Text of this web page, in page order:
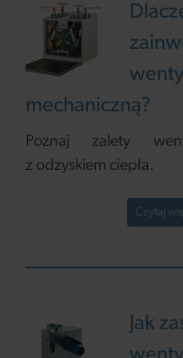
mechaniczną?
Poznaj zalety
z odzyskiem ciepła.
Czytaj
Jak